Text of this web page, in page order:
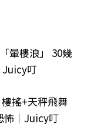
暈樓浪」 30幾
叮
搖+天秤飛舞
怖｜Juicy叮